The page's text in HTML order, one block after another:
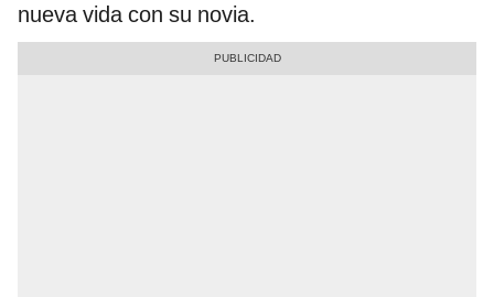
nueva vida con su novia.